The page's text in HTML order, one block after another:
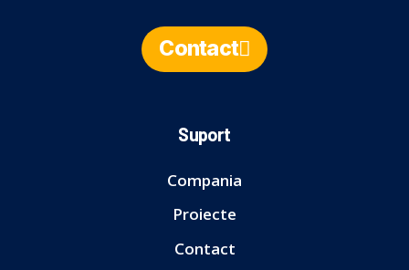
Contact
Suport
Compania
Proiecte
Contact